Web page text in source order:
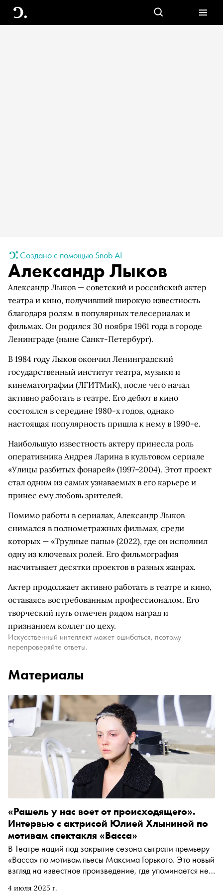
Создано с помощью Snob AI
Александр Лыков
Александр Лыков — советский и российский актер
театра и кино, получивший широкую известность
благодаря ролям в популярных телесериалах и
фильмах. Он родился 30 ноября 1961 года в городе
Ленинграде (ныне Санкт-Петербург).
В 1984 году Лыков окончил Ленинградский
государственный институт театра, музыки и
кинематографии (ЛГИТМиК), после чего начал
активно работать в театре. Его дебют в кино
состоялся в середине 1980-х годов, однако
настоящая популярность пришла к нему в 1990-е.
Наибольшую известность актеру принесла роль
оперативника Андрея Ларина в культовом сериале
«Улицы разбитых фонарей» (1997–2004). Этот проект
стал одним из самых узнаваемых в его карьере и
принес ему любовь зрителей.
Помимо работы в сериалах, Александр Лыков
снимался в полнометражных фильмах, среди
которых — «Трудные папы» (2022), где он исполнил
одну из ключевых ролей. Его фильмография
насчитывает десятки проектов в разных жанрах.
Актер продолжает активно работать в театре и кино,
оставаясь востребованным профессионалом. Его
творческий путь отмечен рядом наград и
признанием коллег по цеху.
Искусственный интеллект может ошибаться, поэтому
перепроверяйте ответы.
Материалы
4 июля 2025 г.
«Рашель у нас воет от происходящего».
Интервью с актрисой Юлией Хлыниной по
мотивам спектакля «Васса»
В Театре наций под закрытие сезона сыграли премьеру
«Васса» по мотивам пьесы Максима Горького. Это новый
взгляд на известное произведение, где упоминается не